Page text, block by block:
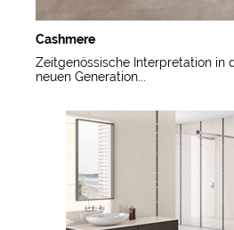
Cashmere
Zeitgenössische Interpretation in
neuen Generation...